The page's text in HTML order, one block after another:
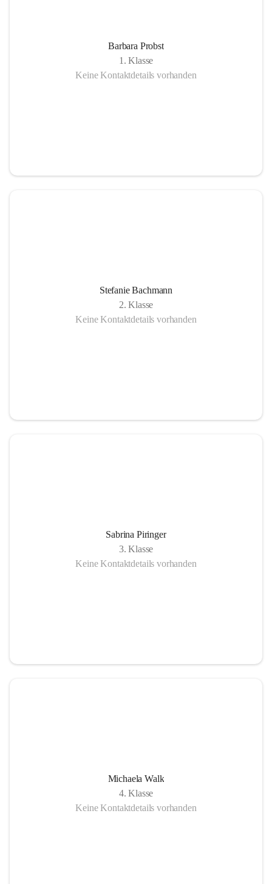
Barbara Probst
1. Klasse
Keine Kontaktdetails vorhanden
Stefanie Bachmann
2. Klasse
Keine Kontaktdetails vorhanden
Sabrina Piringer
3. Klasse
Keine Kontaktdetails vorhanden
Michaela Walk
4. Klasse
Keine Kontaktdetails vorhanden